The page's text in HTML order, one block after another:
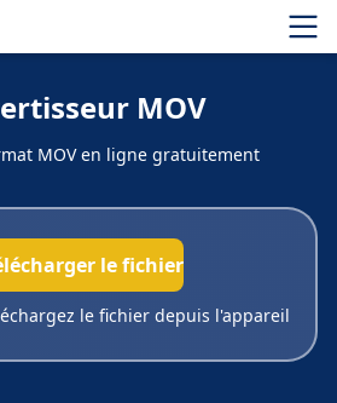
MOV
MOV en ligne gratuitement
le fichier
le fichier depuis l'appareil